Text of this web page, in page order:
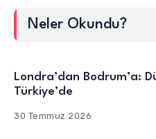
Neler Okundu?
Londra’dan Bodrum’a:
Türkiye’de
30 Temmuz 2026